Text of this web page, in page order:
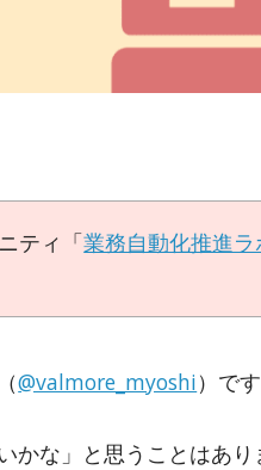
ティ「業務自動化推進ラ
@valmore_myoshi）です
かな」と思うことはあり